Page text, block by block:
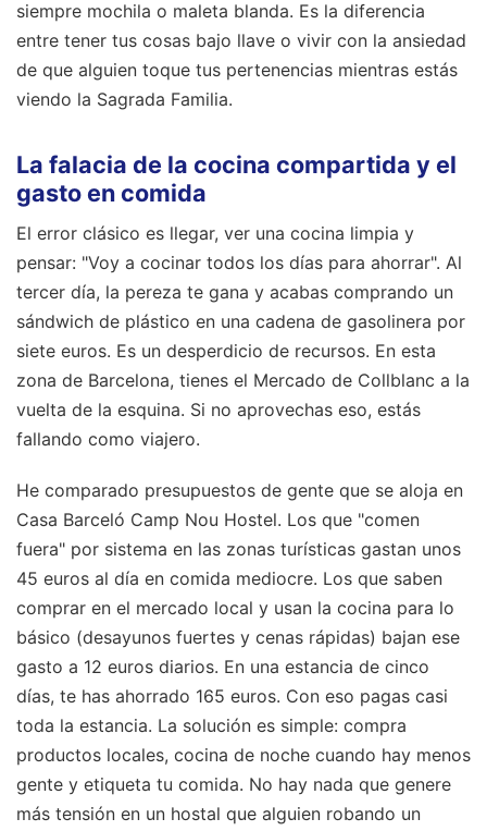
siempre mochila o maleta blanda. Es la diferencia
entre tener tus cosas bajo llave o vivir con la ansiedad
de que alguien toque tus pertenencias mientras estás
viendo la Sagrada Familia.
La falacia de la cocina compartida y el
gasto en comida
El error clásico es llegar, ver una cocina limpia y
pensar: "Voy a cocinar todos los días para ahorrar". Al
tercer día, la pereza te gana y acabas comprando un
sándwich de plástico en una cadena de gasolinera por
siete euros. Es un desperdicio de recursos. En esta
zona de Barcelona, tienes el Mercado de Collblanc a la
vuelta de la esquina. Si no aprovechas eso, estás
fallando como viajero.
He comparado presupuestos de gente que se aloja en
Casa Barceló Camp Nou Hostel. Los que "comen
fuera" por sistema en las zonas turísticas gastan unos
45 euros al día en comida mediocre. Los que saben
comprar en el mercado local y usan la cocina para lo
básico (desayunos fuertes y cenas rápidas) bajan ese
gasto a 12 euros diarios. En una estancia de cinco
días, te has ahorrado 165 euros. Con eso pagas casi
toda la estancia. La solución es simple: compra
productos locales, cocina de noche cuando hay menos
gente y etiqueta tu comida. No hay nada que genere
más tensión en un hostal que alguien robando un